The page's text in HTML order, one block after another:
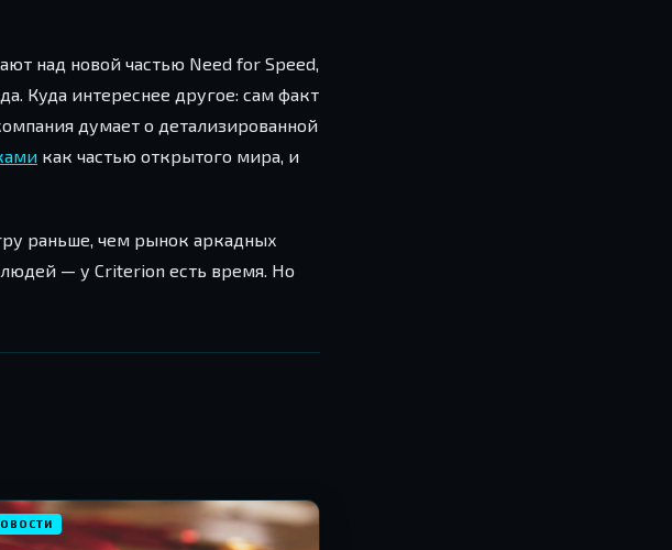
над новой частью Need for Speed,
Куда интереснее другое: сам факт
думает о детализированной
как частью открытого мира, и
раньше, чем рынок аркадных
— у Criterion есть время. Но